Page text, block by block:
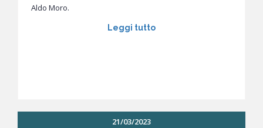
Aldo Moro.
Leggi tutto
21/03/2023